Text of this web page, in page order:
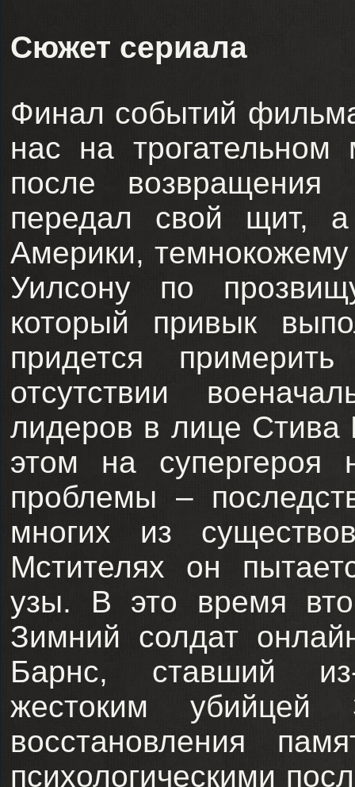
Сюжет сериала
Финал событий
нас на трогательном
после
передал свой щит,
Америки,
Уилсону по
который привык
придется
отсутствии
лидеров в лице
этом на
проблемы –
многих из
Мстителях он
узы. В это время
Зимний солдат
Барнс, ставший
жестоким
восстановления
психологическими